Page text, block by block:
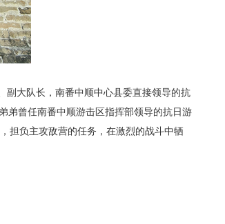
副大队长，南番中顺中心县委直接领导的抗
弟曾任南番中顺游击区指挥部领导的抗日游
担负主攻敌营的任务，在激烈的战斗中牺